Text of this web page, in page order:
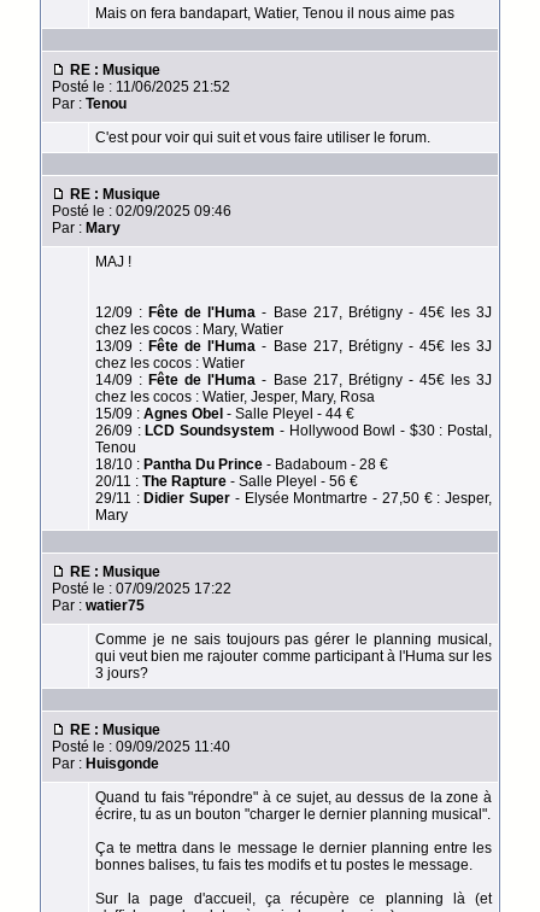
Mais on fera bandapart, Watier, Tenou il nous aime pas
RE : Musique
Posté le : 11/06/2025 21:52
Par : Tenou
C'est pour voir qui suit et vous faire utiliser le forum.
RE : Musique
Posté le : 02/09/2025 09:46
Par : Mary
MAJ !
12/09 :Fête de l'Huma - Base 217, Brétigny - 45€ les 3J
chez les cocos : Mary, Watier
13/09 :Fête de l'Huma - Base 217, Brétigny - 45€ les 3J
chez les cocos : Watier
14/09 :Fête de l'Huma - Base 217, Brétigny - 45€ les 3J
chez les cocos : Watier, Jesper, Mary, Rosa
15/09 : Agnes Obel - Salle Pleyel - 44 €
26/09 :LCD Soundsystem - Hollywood Bowl - $30 : Postal,
Tenou
18/10 : Pantha Du Prince - Badaboum - 28 €
20/11 : The Rapture - Salle Pleyel - 56 €
29/11 :Didier Super - Elysée Montmartre - 27,50 € : Jesper,
Mary
RE : Musique
Posté le : 07/09/2025 17:22
Par : watier75
Comme je ne sais toujours pas gérer le planning musical,
qui veut bien me rajouter comme participant à l'Huma sur les
3 jours?
RE : Musique
Posté le : 09/09/2025 11:40
Par : Huisgonde
Quand tu fais "répondre" à ce sujet, au dessus de la zone à
écrire, tu as un bouton "charger le dernier planning musical".
Ça te mettra dans le message le dernier planning entre les
bonnes balises, tu fais tes modifs et tu postes le message.
Sur la page d'accueil, ça récupère ce planning là (et